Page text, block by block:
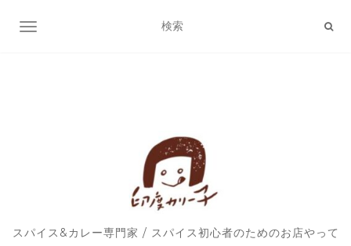
ナビゲーション切り替え
スパイス&カレー専門家 / スパイス初心者のためのお店やって